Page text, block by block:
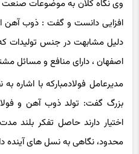
افزایی دانست و گفت : ذوب آهن
دلیل مشابهت در جنس تولیدات
اصفهان ، دارای منافع و مسائل
مدیرعامل فولادمبارکه با اشاره
بزرگ گفت: تولد ذوب آهن و
اختیار دارند حاصل تفکر بلند
محدود، نگاهی به نسل های آینده
طیب نیا گفت : به حق، نجات صنعت